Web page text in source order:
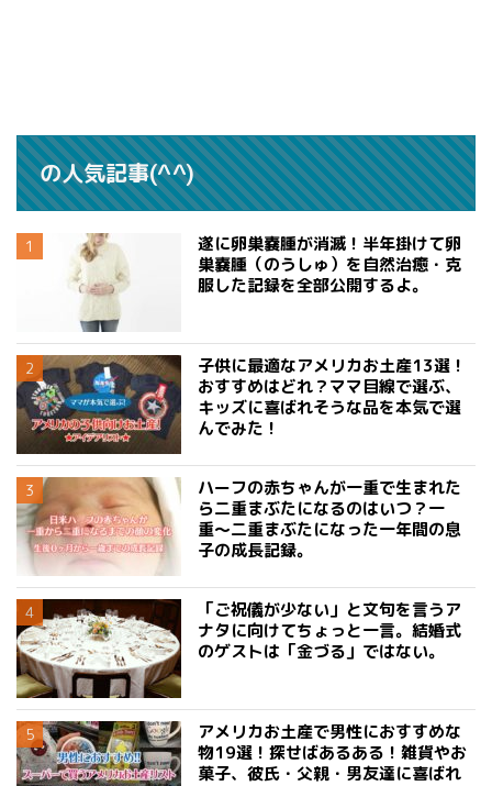
の人気記事(^^)
遂に卵巣嚢腫が消滅！半年掛けて卵
巣嚢腫（のうしゅ）を自然治癒・克
服した記録を全部公開するよ。
子供に最適なアメリカお土産13選！
おすすめはどれ？ママ目線で選ぶ、
キッズに喜ばれそうな品を本気で選
んでみた！
ハーフの赤ちゃんが一重で生まれた
ら二重まぶたになるのはいつ？一
重〜二重まぶたになった一年間の息
子の成長記録。
「ご祝儀が少ない」と文句を言うア
ナタに向けてちょっと一言。結婚式
のゲストは「金づる」ではない。
アメリカお土産で男性におすすめな
物19選！探せばあるある！雑貨やお
菓子、彼氏・父親・男友達に喜ばれ